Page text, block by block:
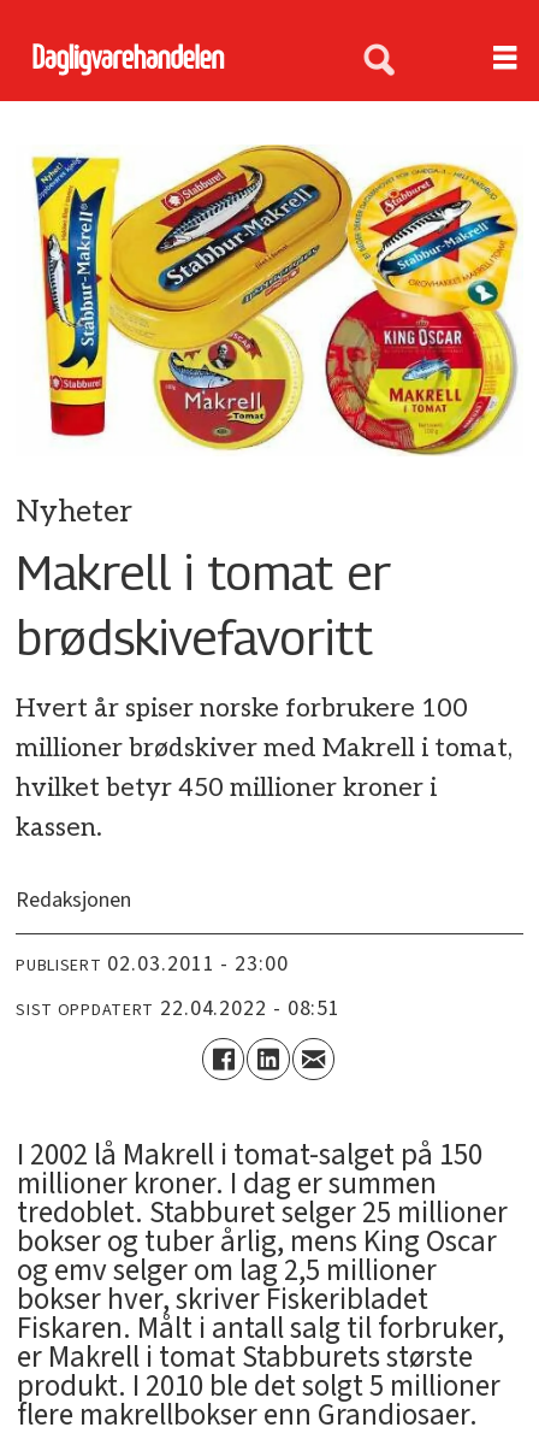
Nyheter
Makrell i tomat er
brødskivefavoritt
Hvert år spiser norske forbrukere 100
millioner brødskiver med Makrell i tomat,
hvilket betyr 450 millioner kroner i
kassen.
Redaksjonen
PUBLISERT 02.03.2011 - 23:00
SIST OPPDATERT 22.04.2022 - 08:51
I 2002 lå Makrell i tomat-salget på 150
millioner kroner. I dag er summen
tredoblet. Stabburet selger 25 millioner
bokser og tuber årlig, mens King Oscar
og emv selger om lag 2,5 millioner
bokser hver, skriver Fiskeribladet
Fiskaren. Målt i antall salg til forbruker,
er Makrell i tomat Stabburets største
produkt. I 2010 ble det solgt 5 millioner
flere makrellbokser enn Grandiosaer.